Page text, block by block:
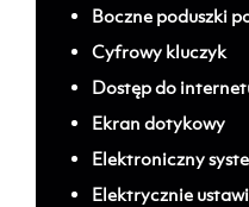
Boczne poduszki
Cyfrowy kluczyk
Dostęp do
Ekran dotykowy
Elektroniczny
Elektrycznie